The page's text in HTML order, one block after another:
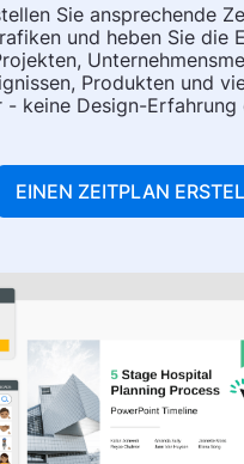
Sie ansprechende
und heben Sie die
Produkten und
- keine Design-
EINEN ZEITPLAN